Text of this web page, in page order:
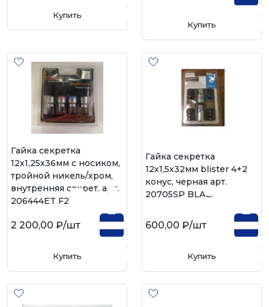
Купить
Купить
Гайка секретка
12х1,25х36мм с носиком,
тройной никель/хром,
внутренняя секрет. арт.
206444ET F2
2 200,00 ₽/шт
Купить
Гайка секретка
12х1,5х32мм blister 4+2
конус, черная арт.
20705SP BLACK
600,00 ₽/шт
Купить